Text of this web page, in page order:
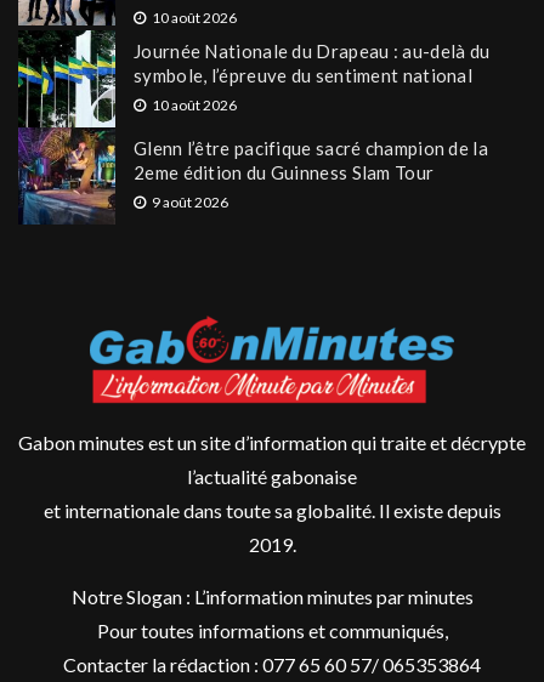
10 août 2026
Journée Nationale du Drapeau : au-delà du
symbole, l’épreuve du sentiment national
10 août 2026
Glenn l’être pacifique sacré champion de la
2eme édition du Guinness Slam Tour
9 août 2026
Gabon minutes est un site d’information qui traite et décrypte
l’actualité gabonaise
et internationale dans toute sa globalité. Il existe depuis
2019.
Notre Slogan : L’information minutes par minutes
Pour toutes informations et communiqués,
Contacter la rédaction : 077 65 60 57/ 065353864